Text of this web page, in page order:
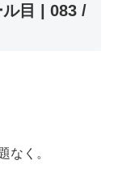
目 | 083 /
なく。